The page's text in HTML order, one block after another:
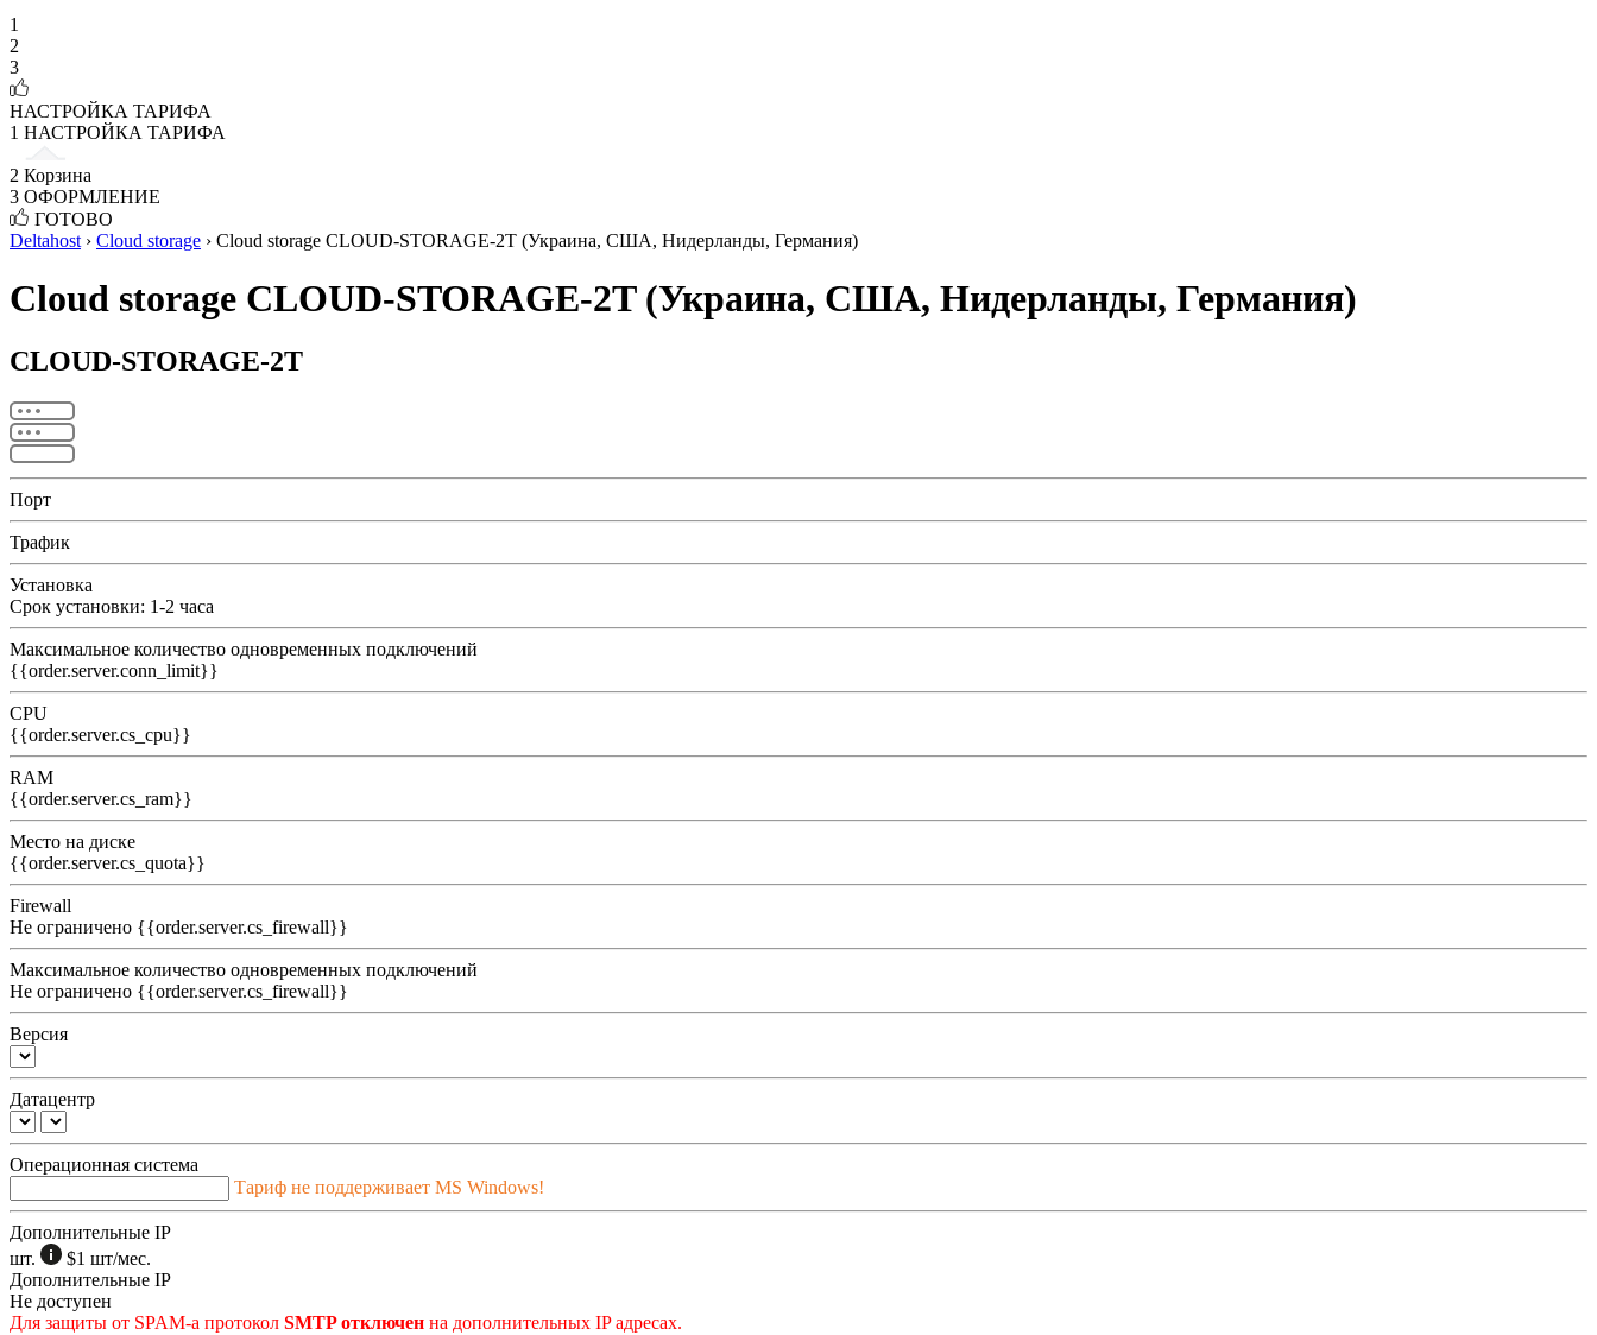
1
2
3
НАСТРОЙКА ТАРИФА
1 НАСТРОЙКА ТАРИФА
2 Корзина
3 ОФОРМЛЕНИЕ
ГОТОВО
Deltahost › Cloud storage › Cloud storage CLOUD-STORAGE-2T (Украина, США, Нидерланды, Германия)
Cloud storage CLOUD-STORAGE-2T (Украина, США, Нидерланды, Германия)
CLOUD-STORAGE-2T
Порт
Трафик
Установка
Срок установки: 1-2 часа
Максимальное количество одновременных подключений
{{order.server.conn_limit}}
CPU
{{order.server.cs_cpu}}
RAM
{{order.server.cs_ram}}
Место на диске
{{order.server.cs_quota}}
Firewall
Не ограничено {{order.server.cs_firewall}}
Максимальное количество одновременных подключений
Не ограничено {{order.server.cs_firewall}}
Версия
Датацентр
Операционная система
Тариф не поддерживает MS Windows!
Дополнительные IP
шт.
$1 шт/мес.
Дополнительные IP
Не доступен
Для защиты от SPAM-а протокол SMTP отключен на дополнительных IP адресах.